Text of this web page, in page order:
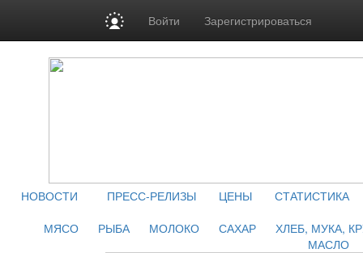
Войти Зарегистрироваться
НОВОСТИ ПРЕСС-РЕЛИЗЫ ЦЕНЫ
СТАТИСТИКА
МЯСО
РЫБА МОЛОКО САХАР
ХЛЕБ, МУКА,
МАСЛО